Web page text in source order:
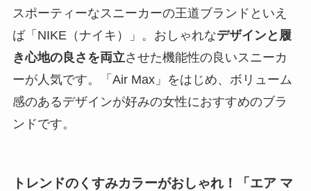
スポーティーなスニーカーの王道ブランドといえ
ば「NIKE（ナイキ）」。おしゃれなデザインと履
き心地の良さを両立させた機能性の良いスニーカ
ーが人気です。「Air Max」をはじめ、ボリューム
感のあるデザインが好みの女性におすすめのブラ
ンドです。
トレンドのくすみカラーがおしゃれ！「エア マ